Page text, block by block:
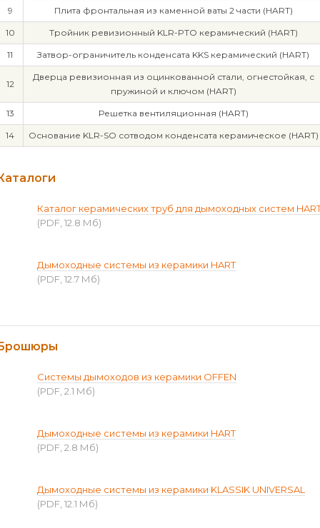
9 Плита фронтальная из каменной ваты 2 части (HART)
10 Тройник ревизионный KLR-PTO керамический (HART)
11 Затвор-ограничитель конденсата KKS керамический (HART)
12
Дверца ревизионная из оцинкованной стали, огнестойкая, с
пружиной и ключом (HART)
13 Решетка вентиляционная (HART)
14 Основание KLR-SO сотводом конденсата керамическое (HART)
Каталог керамических труб для дымоходных систем
(PDF, 12.8 Мб)
Дымоходные системы из керамики HART
(PDF, 12.7 Мб)
Системы дымоходов из керамики OFFEN
(PDF, 2.1 Мб)
Дымоходные системы из керамики HART
(PDF, 2.8 Мб)
Дымоходные системы из керамики KLASSIK UNIVERSAL
(PDF, 12.1 Мб)